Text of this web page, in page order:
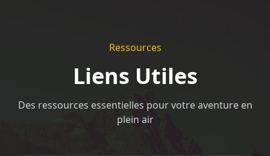
Ressources
Liens Utiles
Des ressources essentielles pour votre aventure en
plein air